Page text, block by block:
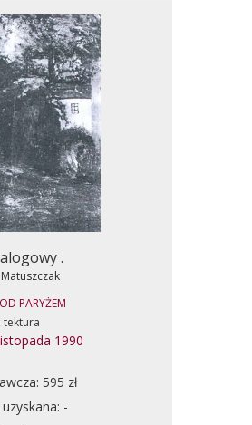
.
PARYŻEM
tektura
1990
595 zł
-